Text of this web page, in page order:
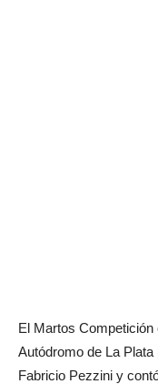
El Martos
Autódromo de La
Fabricio Pezzini y